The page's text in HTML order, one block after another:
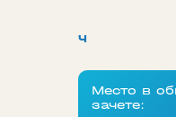
ч
Место в
зачете: